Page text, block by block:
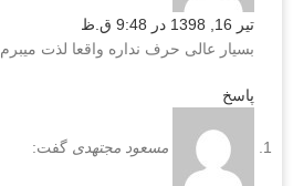
تیر 16, 1398 در 9:48 ق.ظ
بسیار عالی حرف نداره واقعا لذت میبرم
پاسخ
مسعود مجتهدی گفت: